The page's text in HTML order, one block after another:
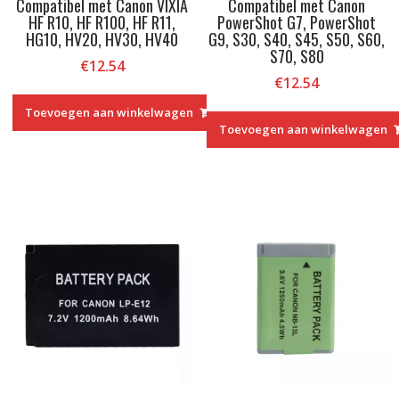
Compatibel met Canon VIXIA
HF R10, HF R100, HF R11,
HG10, HV20, HV30, HV40
€12.54
Toevoegen aan winkelwagen
Compatibel met Canon
PowerShot G7, PowerShot
G9, S30, S40, S45, S50, S60,
S70, S80
€12.54
Toevoegen aan winkelwagen